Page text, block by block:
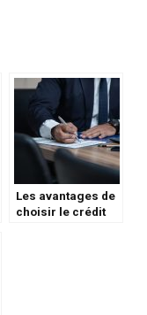
Les avantages de
choisir le crédit